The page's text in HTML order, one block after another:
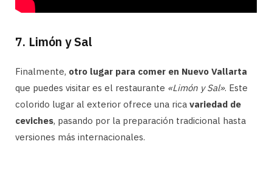
7. Limón y Sal
Finalmente, otro lugar para comer en Nuevo Vallarta
que puedes visitar es el restaurante «Limón y Sal». Este
colorido lugar al exterior ofrece una rica variedad de
ceviches, pasando por la preparación tradicional hasta
versiones más internacionales.